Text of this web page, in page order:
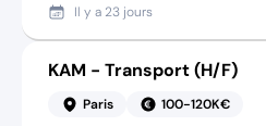
Il y a 23 jours
KAM - Transport (H/F)
Paris
100-120K€